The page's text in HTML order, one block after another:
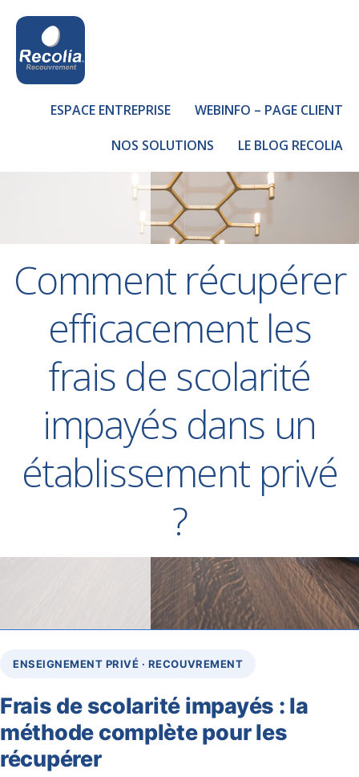
ESPACE ENTREPRISE
WEBINFO – PAGE CLIENT
NOS SOLUTIONS
LE BLOG RECOLIA
Comment récupérer
efficacement les
frais de scolarité
impayés dans un
établissement privé
?
ENSEIGNEMENT PRIVÉ · RECOUVREMENT
Frais de scolarité impayés : la
méthode complète pour les
récupérer